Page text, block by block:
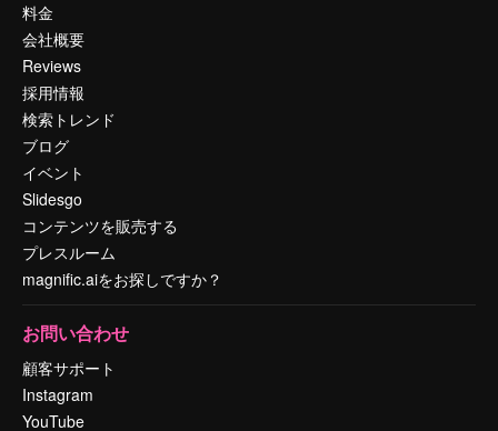
料金
会社概要
Reviews
採用情報
検索トレンド
ブログ
イベント
Slidesgo
コンテンツを販売する
プレスルーム
magnific.aiをお探しですか？
お問い合わせ
顧客サポート
Instagram
YouTube